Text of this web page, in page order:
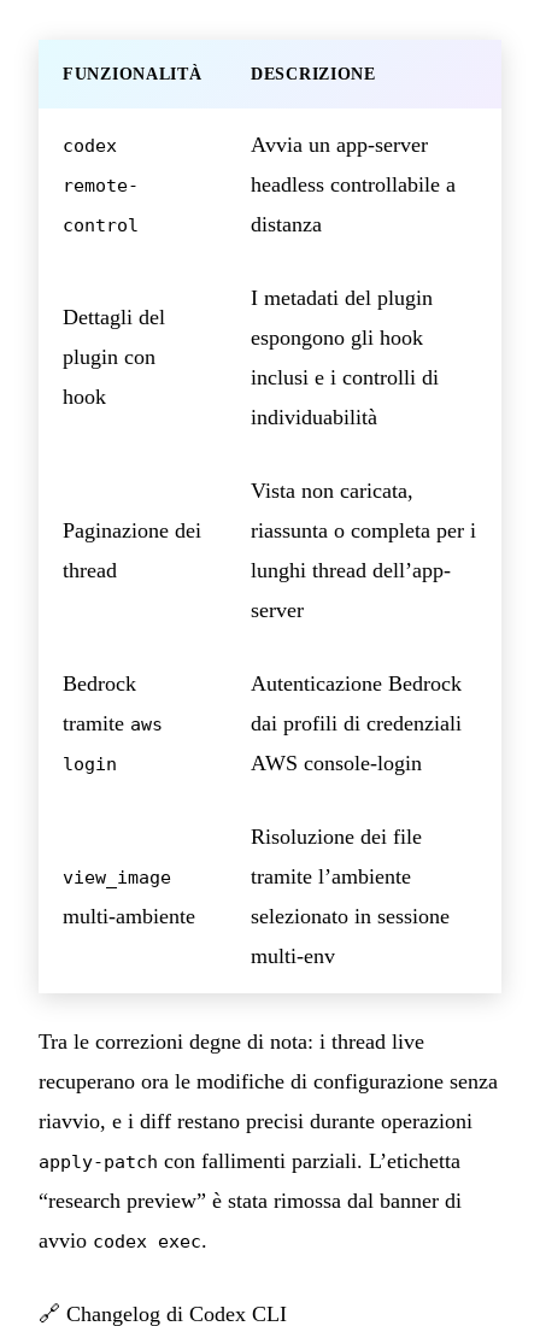
FUNZIONALITÀ DESCRIZIONE
codex
remote-
control
Avvia un app-server
headless controllabile a
distanza
Dettagli del
plugin con
hook
I metadati del plugin
espongono gli hook
inclusi e i controlli di
individuabilità
Paginazione dei
thread
Vista non caricata,
riassunta o completa per i
lunghi thread dell’app-
server
Bedrock
tramite aws
login
Autenticazione Bedrock
dai profili di credenziali
AWS console-login
view_image
multi-ambiente
Risoluzione dei file
tramite l’ambiente
selezionato in sessione
multi-env
Tra le correzioni degne di nota: i thread live
recuperano ora le modifiche di configurazione senza
riavvio, e i diff restano precisi durante operazioni
apply-patch con fallimenti parziali. L’etichetta
“research preview” è stata rimossa dal banner di
avvio codex exec.
🔗 Changelog di Codex CLI